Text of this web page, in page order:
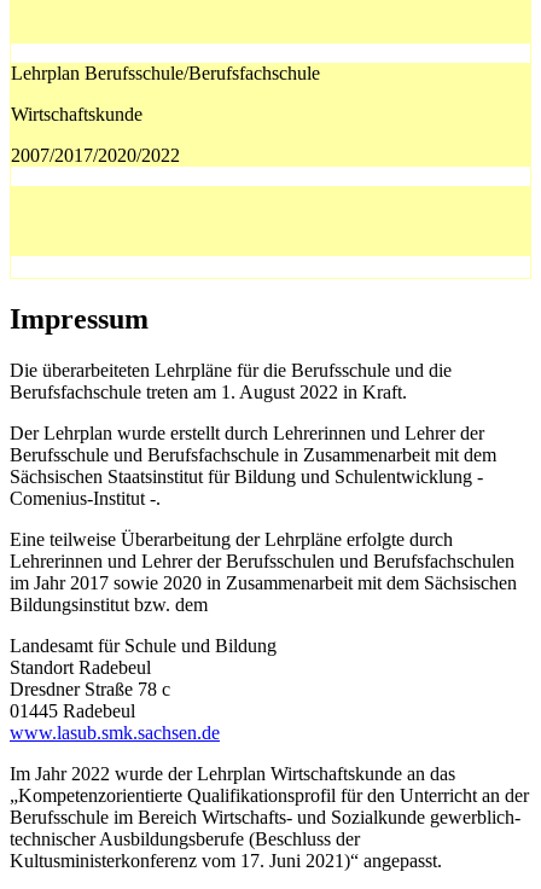
Lehrplan Berufsschule/Berufsfachschule
Wirtschaftskunde
2007/2017/2020/2022
Impressum
Die überarbeiteten Lehrpläne für die Berufsschule und die
Berufsfachschule treten am 1. August 2022 in Kraft.
Der Lehrplan wurde erstellt durch Lehrerinnen und Lehrer der
Berufs­schule und Berufsfachschule in Zusammenarbeit mit dem
Sächsischen Staatsinstitut für Bildung und Schulentwicklung -
Comenius-Institut -.
Eine teilweise Überarbeitung der Lehrpläne erfolgte durch
Lehrerinnen und Lehrer der Berufsschulen und Berufsfachschulen
im Jahr 2017 sowie 2020 in Zusammenarbeit mit dem Sächsischen
Bildungsinstitut bzw. dem
Landesamt für Schule und Bildung
Standort Radebeul
Dresdner Straße 78 c
01445 Radebeul
www.lasub.smk.sachsen.de
Im Jahr 2022 wurde der Lehrplan Wirtschaftskunde an das
„Kompetenzorientierte Qualifikationsprofil für den Unterricht an der
Berufsschule im Bereich Wirtschafts- und Sozialkunde gewerblich-
technischer Ausbildungsberufe (Beschluss der
Kultusministerkonferenz vom 17. Juni 2021)“ angepasst.